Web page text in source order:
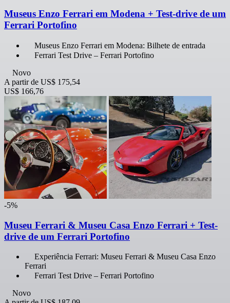
Museus Enzo Ferrari em Modena + Test-drive de um
Ferrari Portofino
Museus Enzo Ferrari em Modena: Bilhete de entrada
Ferrari Test Drive – Ferrari Portofino
Novo
A partir de US$ 175,54
US$ 166,76
-5%
Museu Ferrari & Museu Casa Enzo Ferrari + Test-
drive de um Ferrari Portofino
Experiência Ferrari: Museu Ferrari & Museu Casa Enzo
Ferrari
Ferrari Test Drive – Ferrari Portofino
Novo